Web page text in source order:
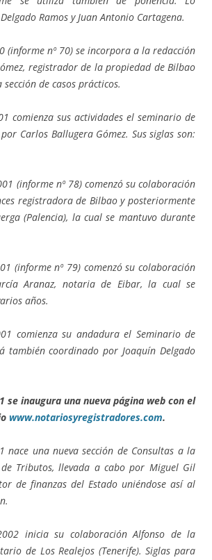
Ramos y Juan Antonio Cartagena.
(informe nº 70) se incorpora a la redacción
registrador de la propiedad de Bilbao
de casos prácticos.
comienza sus actividades el seminario de
Carlos Ballugera Gómez. Sus siglas son:
(informe nº 78) comenzó su colaboración
registradora de Bilbao y posteriormente
(Palencia), la cual se mantuvo durante
(informe nº 79) comenzó su colaboración
Aranaz, notaria de Eibar, la cual se
años.
comienza su andadura el Seminario de
también coordinado por Joaquín Delgado
se inaugura una nueva página web con el
www.notariosyregistradores.com.
nace una nueva sección de Consultas a la
Tributos, llevada a cabo por Miguel Gil
de finanzas del Estado uniéndose así al
inicia su colaboración Alfonso de la
de Los Realejos (Tenerife). Siglas para